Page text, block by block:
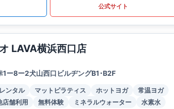
公式サイト
LAVA横浜西口店
ー8ー2犬山西口ビルヂングB1･B2F
ンタル マットピラティス ホットヨガ
常温ヨガ
店舗利用 無料体験 ミネラルウォーター 水素水